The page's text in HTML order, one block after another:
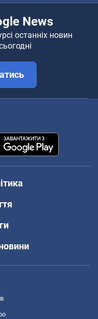
News
останніх новин